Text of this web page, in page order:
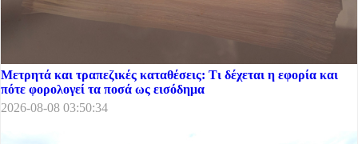
Μετρητά και τραπεζικές καταθέσεις: Τι δέχεται η εφορία και
πότε φορολογεί τα ποσά ως εισόδημα
2026-08-08 03:50:34